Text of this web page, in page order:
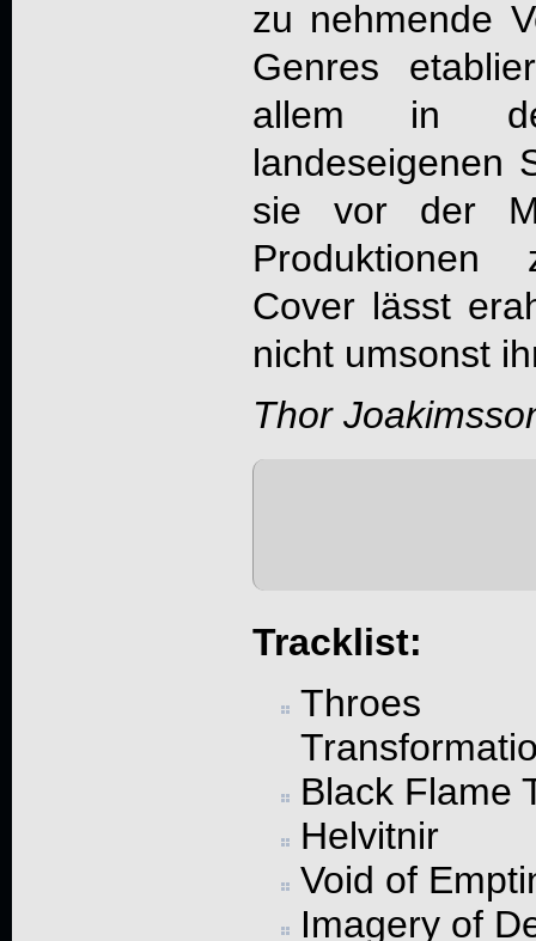
zu nehmende
Genres
allem in
landeseigenen
sie vor der
Produktionen
Cover lässt
nicht umsonst
Thor
Tracklist:
Throes
Black Flame
Helvitnir
Void of
Imagery of